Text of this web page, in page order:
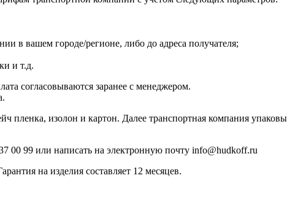
в вашем городе/регионе, либо до адреса получателя;
и т.д.
согласовываются заранее с менеджером.
пленка, изолон и картон. Далее транспортная компания
00 99 или написать на электронную почту info@hudkoff.ru
на изделия составляет 12 месяцев.